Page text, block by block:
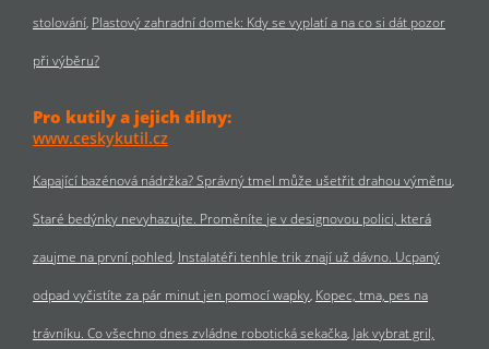
stolování Plastový zahradní domek: Kdy se vyplatí a na co si dát pozor
při výběru?
Pro kutily a jejich dílny:
www.ceskykutil.cz
Kapající bazénová nádržka? Správný tmel může ušetřit drahou výměnu
Staré bedýnky nevyhazujte. Proměníte je v designovou polici, která
zaujme na první pohled Instalatéři tenhle trik znají už dávno. Ucpaný
odpad vyčistíte za pár minut jen pomocí wapky Kopec, tma, pes na
trávníku. Co všechno dnes zvládne robotická sekačka Jak vybrat gril,